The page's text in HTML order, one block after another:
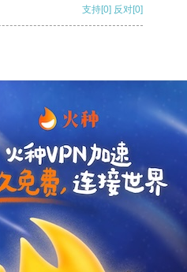
支持[0] 反对[0]
支持 [0] 反对 [0]
支持